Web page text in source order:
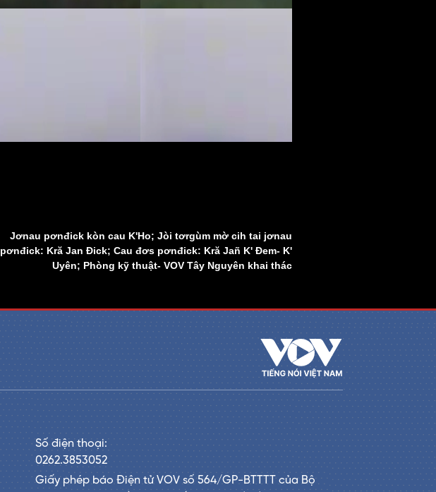
Jơnau pơnđick kòn cau K'Ho; Jòi tơrgùm mờ cih tai jơnau
pơnđick: Kră Jan Đick; Cau đơs pơnđick: Kră Jañ K' Đem- K'
Uyên; Phòng kỹ thuật- VOV Tây Nguyên khai thác
Số điện thoại:
0262.3853052
Giấy phép báo Điện tử VOV số 564/GP-BTTTT của Bộ